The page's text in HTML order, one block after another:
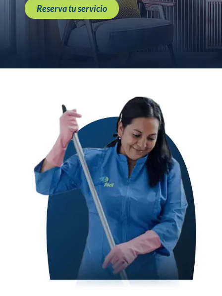
Reserva tu servicio